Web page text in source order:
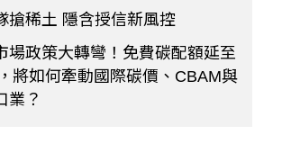
搶稀土 隱含授信新風控
場政策大轉彎！免費碳配額延至
將如何牽動國際碳價、CBAM與
業？